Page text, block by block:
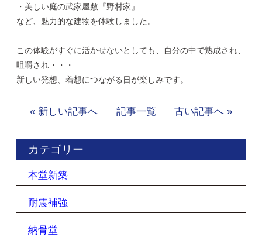
・美しい庭の武家屋敷『野村家』
など、魅力的な建物を体験しました。
この体験がすぐに活かせないとしても、自分の中で熟成され、
咀嚼され・・・
新しい発想、着想につながる日が楽しみです。
« 新しい記事へ 記事一覧 古い記事へ »
カテゴリー
本堂新築
耐震補強
納骨堂